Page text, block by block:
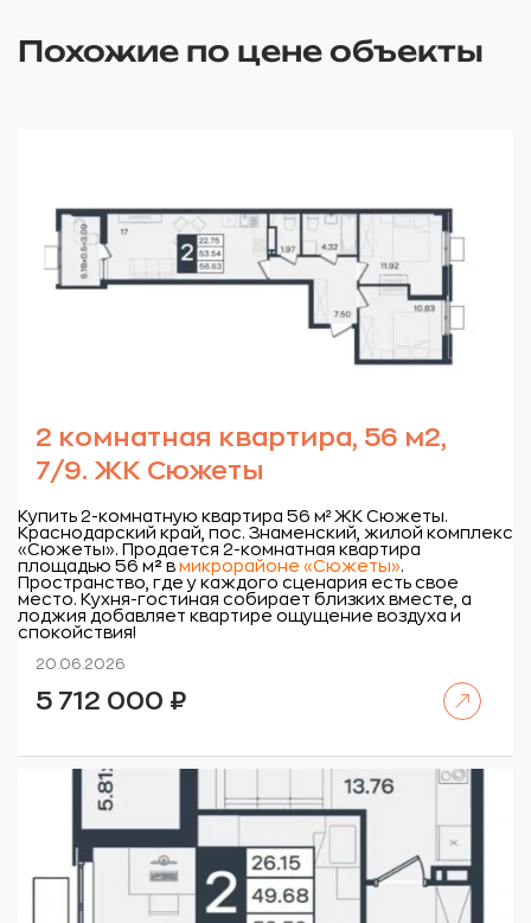
Похожие по цене объекты
2 комнатная квартира, 56 м2,
7/9. ЖК Сюжеты
Купить 2-комнатную квартира 56 м² ЖК Сюжеты.
Краснодарский край, пос. Знаменский, жилой комплекс
«Сюжеты». Продается 2-комнатная квартира
площадью 56 м² в микрорайоне «Сюжеты».
Пространство, где у каждого сценария есть свое
место. Кухня-гостиная собирает близких вместе, а
лоджия добавляет квартире ощущение воздуха и
спокойствия!
20.06.2026
5 712 000 ₽